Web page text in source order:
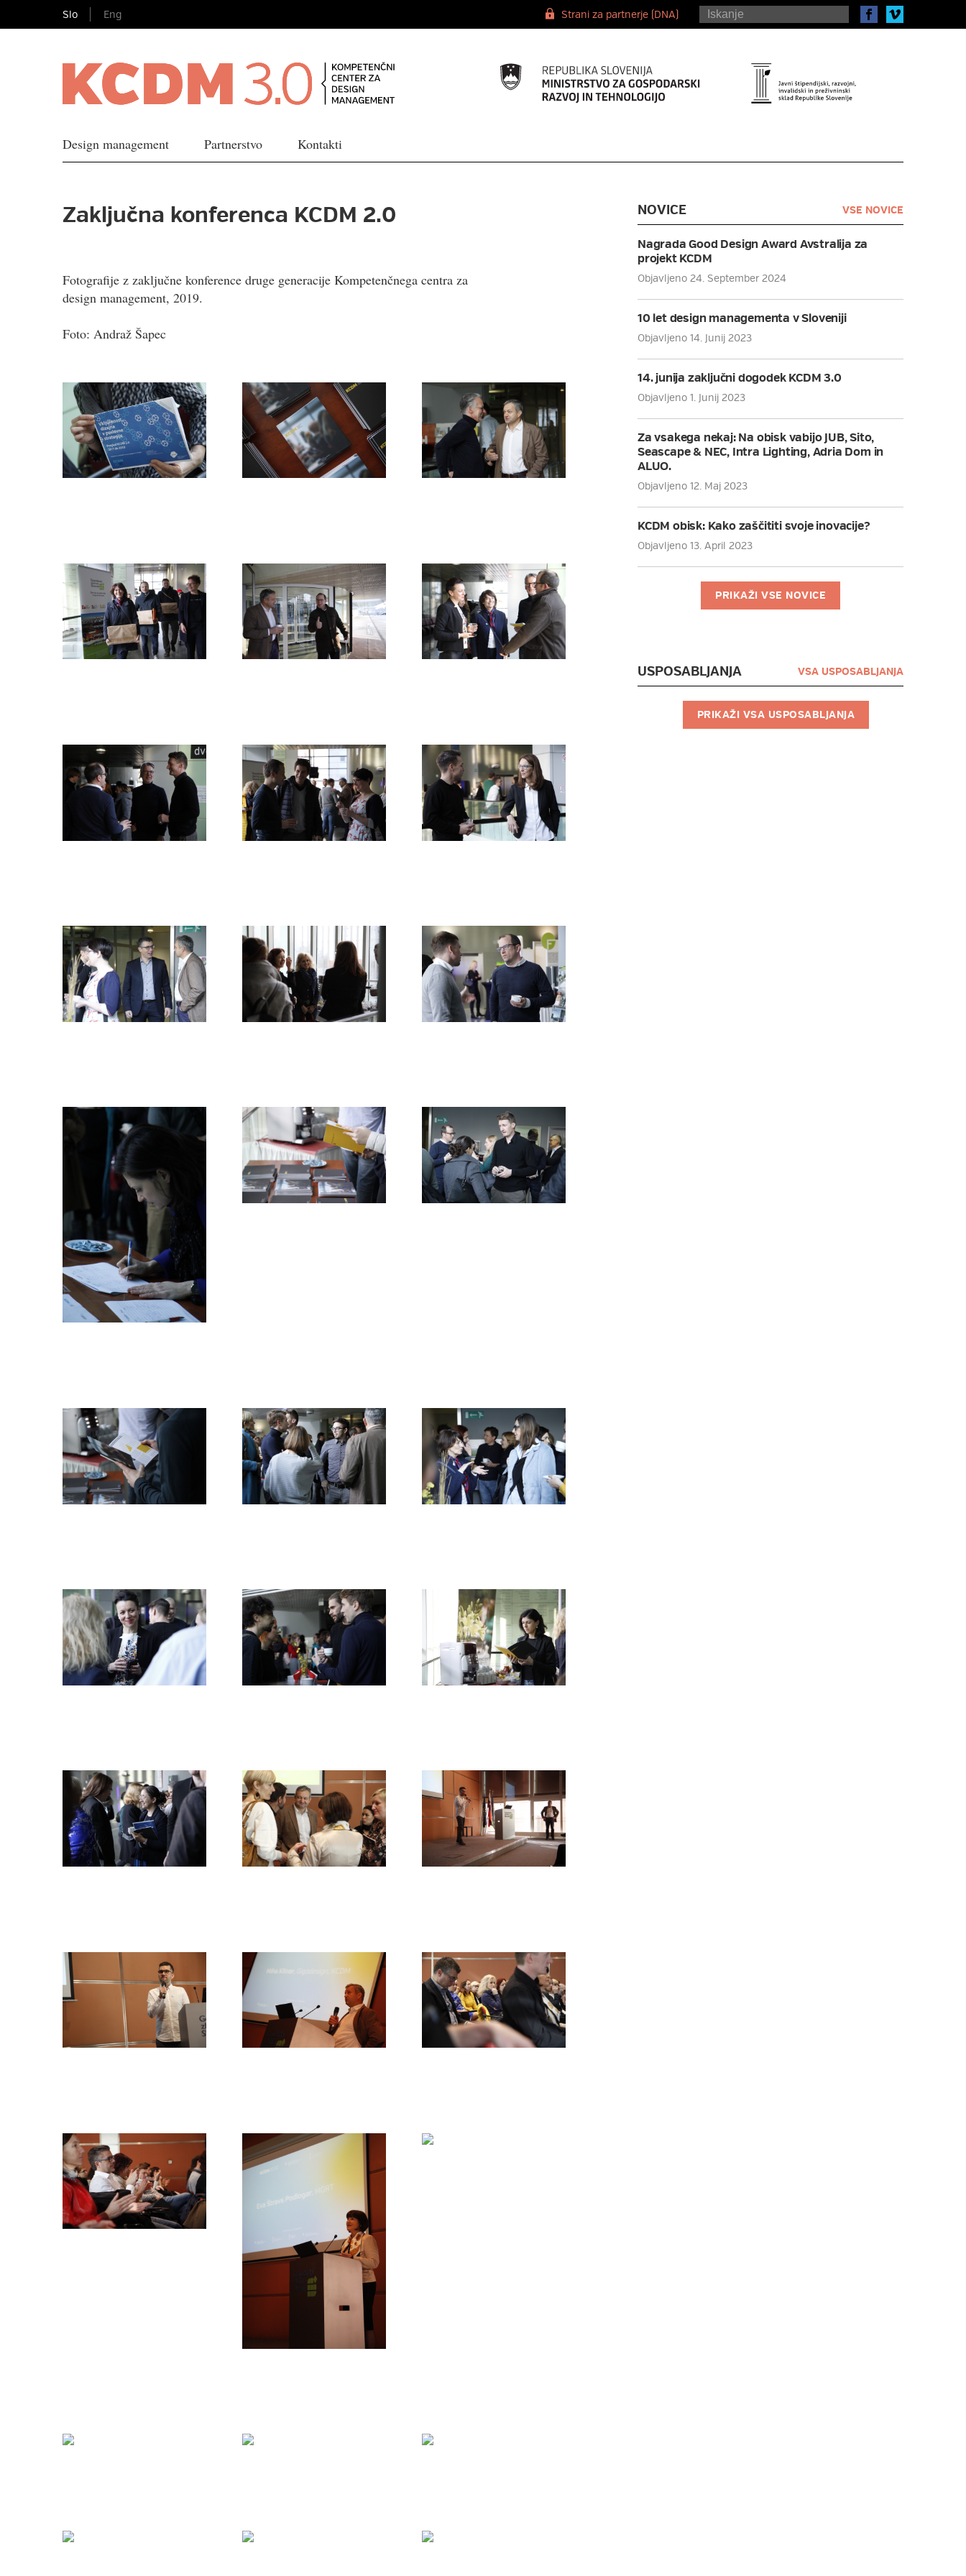
Slo Eng Strani za partnerje (DNA)
Design management Partnerstvo Kontakti
Zaključna konferenca KCDM 2.0
Fotografije z zaključne konference druge generacije Kompetenčnega centra za
design management, 2019.
Foto: Andraž Šapec
NOVICE VSE NOVICE
Nagrada Good Design Award Avstralija za
projekt KCDM
Objavljeno 24. September 2024
10 let design managementa v Sloveniji
Objavljeno 14. Junij 2023
14. junija zaključni dogodek KCDM 3.0
Objavljeno 1. Junij 2023
Za vsakega nekaj: Na obisk vabijo JUB, Sito,
Seascape & NEC, Intra Lighting, Adria Dom in
ALUO.
Objavljeno 12. Maj 2023
KCDM obisk: Kako zaščititi svoje inovacije?
Objavljeno 13. April 2023
PRIKAŽI VSE NOVICE
USPOSABLJANJA VSA USPOSABLJANJA
PRIKAŽI VSA USPOSABLJANJA